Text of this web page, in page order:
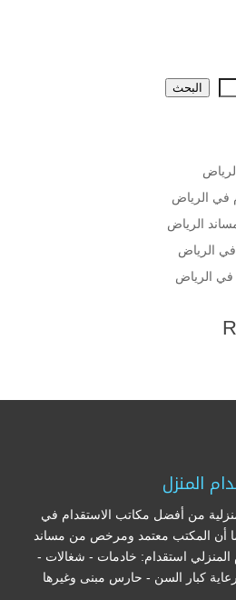
البحث
في الرياض
الرياض
الرياض
الرياض
المنزل
من أفضل مكاتب الاستقدام في
أن المكتب معتمد ومرخص من مساند
المنزلي استقدام: خادمات - شغالات -
كبار السن - حارس مبنى وغيرها